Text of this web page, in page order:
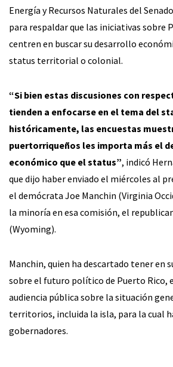
Energía y Recursos Naturales del
para respaldar que las iniciativas sobre
centren en buscar su desarrollo
status territorial o colonial.
“Si bien estas discusiones con
tienden a enfocarse en el tema del
históricamente, las encuestas
puertorriqueños les importa más el
económico que el status”, indicó
que dijo haber enviado el miércoles al
el demócrata Joe Manchin (Virginia
la minoría en esa comisión, el
(Wyoming).
Manchin, quien ha descartado tener en
sobre el futuro político de Puerto Rico,
audiencia pública sobre la situación
territorios, incluida la isla, para la cual
gobernadores.